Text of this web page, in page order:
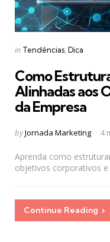
Categories
Posted
in Tendências Dica
Como
Alinhadas aos
da Empresa
Posted
byJornada Marketing 4
Aprenda como
objetivos corporativos
Continue Reading